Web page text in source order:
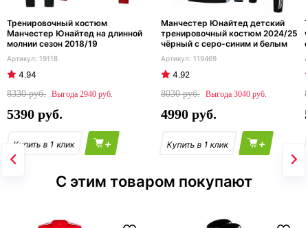
Тренировочный костюм
Манчестер Юнайтед на длинной
молнии сезон 2018/19
19118
4.94
8330
2940
5390
+
Манчестер Юнайтед детский
тренировочный костюм 2024/25
чёрный с серо-синим и белым
119469
4.92
8030
3040
4990
+
С этим товаром покупают